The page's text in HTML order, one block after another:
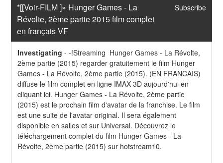
*[[Voir-FILM ]» Hunger Games - La
Révolte, 2ème partie 2015 film complet
en français VF
Subscribe
Investigating --!Streaming  Hunger Games - La Révolte,
2ème partie (2015) regarder gratuitement le film Hunger
Games - La Révolte, 2ème partie (2015). (EN FRANCAIS)
diffuse le film complet en ligne IMAX-3D aujourd'hui en
cliquant ici. Hunger Games - La Révolte, 2ème partie
(2015) est le prochain film d'avatar de la franchise. Le film
est une suite de l'avatar original. Il sera également
disponible en salles et sur Universal. Découvrez le
téléchargement complet du film Hunger Games - La
Révolte, 2ème partie (2015) sur hotstream10.